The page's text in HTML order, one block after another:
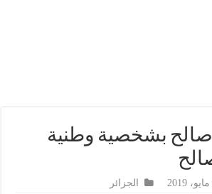
بشخصية وطنية
الجزائر